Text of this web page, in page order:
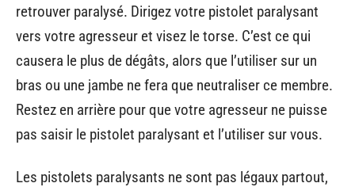
retrouver paralysé. Dirigez votre pistolet paralysant
vers votre agresseur et visez le torse. C’est ce qui
causera le plus de dégâts, alors que l’utiliser sur un
bras ou une jambe ne fera que neutraliser ce membre.
Restez en arrière pour que votre agresseur ne puisse
pas saisir le pistolet paralysant et l’utiliser sur vous.
Les pistolets paralysants ne sont pas légaux partout,